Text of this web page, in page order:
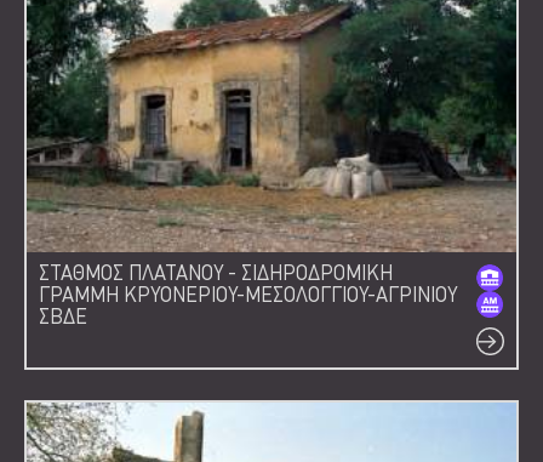
ΣΤΑΘΜΟΣ ΠΛΑΤΑΝΟΥ - ΣΙΔΗΡΟΔΡΟΜΙΚΗ
ΓΡΑΜΜΗ ΚΡΥΟΝΕΡΙΟΥ-ΜΕΣΟΛΟΓΓΙΟΥ-ΑΓΡΙΝΙΟΥ
ΣΒΔΕ